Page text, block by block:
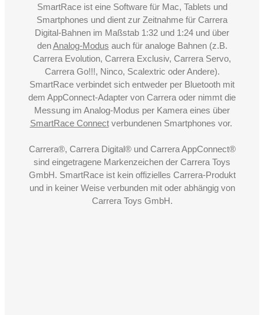
SmartRace ist eine Software für Mac, Tablets und
Smartphones und dient zur Zeitnahme für Carrera
Digital-Bahnen im Maßstab 1:32 und 1:24 und über
denAnalog-Modus auch für analoge Bahnen (z.B.
Carrera Evolution, Carrera Exclusiv, Carrera Servo,
Carrera Go!!!, Ninco, Scalextric oder Andere).
SmartRace verbindet sich entweder per Bluetooth mit
dem AppConnect-Adapter von Carrera oder nimmt die
Messung im Analog-Modus per Kamera eines über
SmartRace Connectverbundenen Smartphones vor.
Carrera®, Carrera Digital® und Carrera AppConnect®
sind eingetragene Markenzeichen der Carrera Toys
GmbH. SmartRace ist kein offizielles Carrera-Produkt
und in keiner Weise verbunden mit oder abhängig von
Carrera Toys GmbH.